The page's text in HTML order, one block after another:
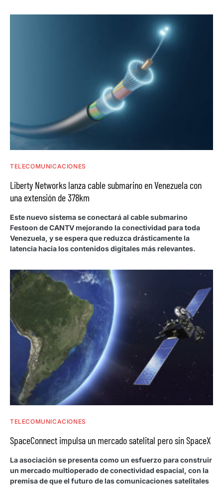
TELECOMUNICACIONES
Liberty Networks lanza cable submarino en Venezuela con
una extensión de 378km
Este nuevo sistema se conectará al cable submarino
Festoon de CANTV mejorando la conectividad para toda
Venezuela, y se espera que reduzca drásticamente la
latencia hacia los contenidos digitales más relevantes.
TELECOMUNICACIONES
SpaceConnect impulsa un mercado satelital pero sin SpaceX
La asociación se presenta como un esfuerzo para construir
un mercado multioperado de conectividad espacial, con la
premisa de que el futuro de las comunicaciones satelitales